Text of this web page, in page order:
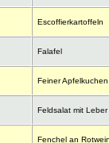
Escoffierkartoffeln
Falafel
Feiner Apfelkuchen
Feldsalat mit Leber
Fenchel an